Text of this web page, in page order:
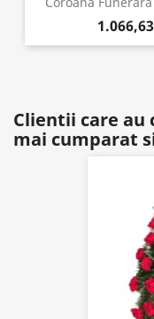
Clientii care au
mai cumparat